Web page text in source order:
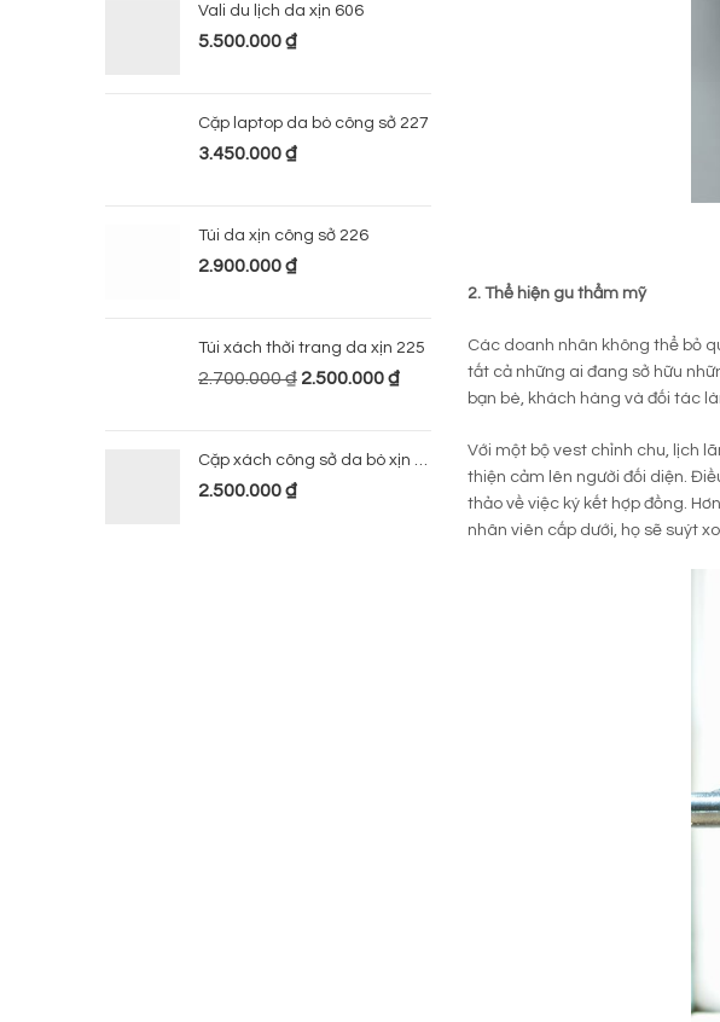
2. Thể hiện gu thẩm mỹ
Các doanh nhân không thể bỏ
tất cả những ai đang sở hữu
bạn bè, khách hàng và đối tác
Với một bộ vest chỉnh chu, lịch
thiện cảm lên người đối diện.
thảo về việc ký kết hợp đồng.
nhân viên cấp dưới, họ sẽ suýt
Vali du lịch da xịn 606
5.500.000₫
Cặp laptop da bò công sở 227
3.450.000₫
Túi da xịn công sở 226
2.900.000₫
Túi xách thời trang da xịn 225
2.700.000₫ 2.500.000₫
Cặp xách công sở da bò xịn 224
2.500.000₫